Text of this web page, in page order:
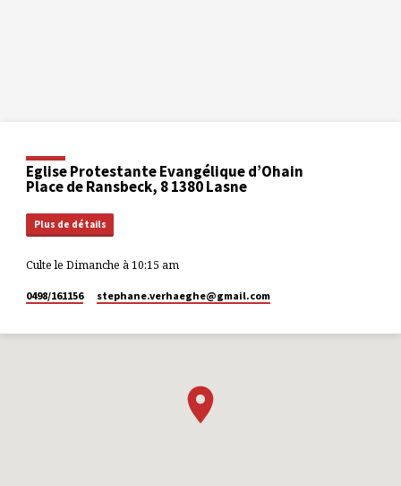
Eglise Protestante Evangélique d’Ohain
Place de Ransbeck, 8 1380 Lasne
Plus de détails
Culte le Dimanche à 10:15 am
0498/161156 stephane.verhaeghe​@gmail.com